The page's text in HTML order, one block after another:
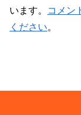
います。
コメン
ください。